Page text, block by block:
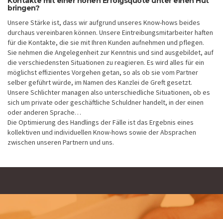
bringen?
Unsere Stärke ist, dass wir aufgrund unseres Know-hows beides
durchaus vereinbaren können. Unsere Eintreibungsmitarbeiter haften
für die Kontakte, die sie mit Ihren Kunden aufnehmen und pflegen.
Sie nehmen die Angelegenheit zur Kenntnis und sind ausgebildet, auf
die verschiedensten Situationen zu reagieren. Es wird alles für ein
möglichst effizientes Vorgehen getan, so als ob sie vom Partner
selber geführt würde, im Namen des Kanzlei de Greft gesetzt.
Unsere Schlichter managen also unterschiedliche Situationen, ob es
sich um private oder geschäftliche Schuldner handelt, in der einen
oder anderen Sprache…
Die Optimierung des Handlings der Fälle ist das Ergebnis eines
kollektiven und individuellen Know-hows sowie der Absprachen
zwischen unseren Partnern und uns.